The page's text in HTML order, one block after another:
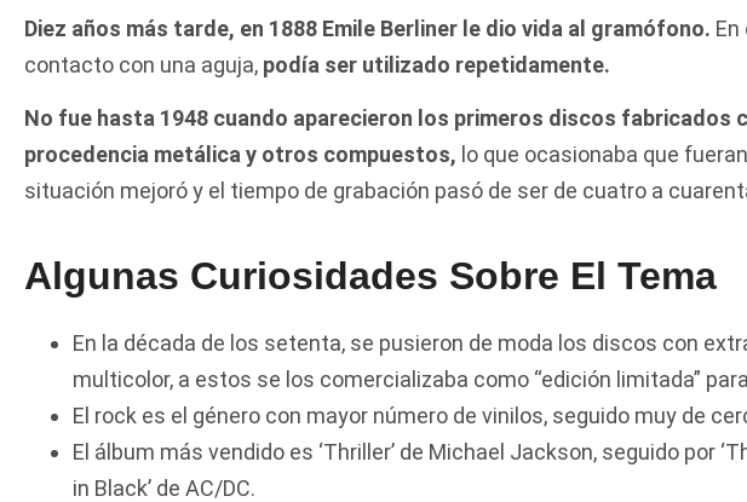
Diez años más tarde, en 1888 Emile Berliner le dio vida al gramófono.
contacto con una aguja, podía ser utilizado repetidamente.
No fue hasta 1948 cuando aparecieron los primeros discos fabricados
procedencia metálica y otros compuestos, lo que ocasionaba que
situación mejoró y el tiempo de grabación pasó de ser de cuatro a
Algunas Curiosidades Sobre El Tema
En la década de los setenta, se pusieron de moda los discos con
multicolor, a estos se los comercializaba como “edición limitada”
El rock es el género con mayor número de vinilos, seguido muy de
El álbum más vendido es ‘Thriller’ de Michael Jackson, seguido por
in Black’ de AC/DC.